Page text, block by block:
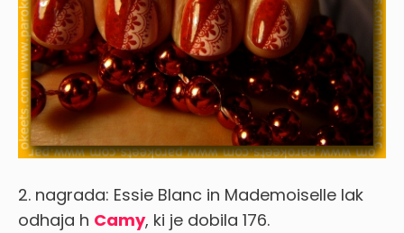
2. nagrada: Essie Blanc in Mademoiselle lak
odhaja h Camy, ki je dobila 176.